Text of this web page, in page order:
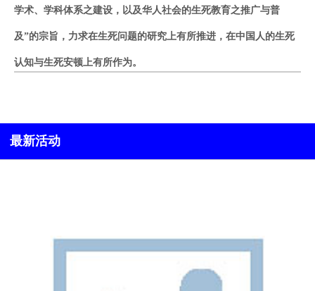
学术、学科体系之建设，以及华人社会的生死教育之推广与普
及”的宗旨，力求在生死问题的研究上有所推进，在中国人的生死
认知与生死安顿上有所作为。
最新活动